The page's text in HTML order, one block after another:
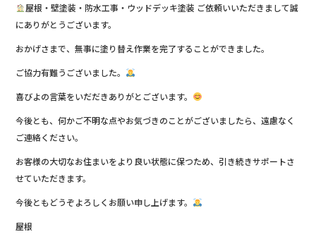
屋根・壁塗装・防水工事・ウッドデッキ塗装 ご依頼いいただきまして誠
にありがとうございます。
おかげさまで、無事に塗り替え作業を完了することができました。
ご協力有難うございました。
喜びよの言葉をいだだきありがとございます。
今後とも、何かご不明な点やお気づきのことがございましたら、遠慮なく
ご連絡ください。
お客様の大切なお住まいをより良い状態に保つため、引き続きサポートさ
せていただきます。
今後ともどうぞよろしくお願い申し上げます。
屋根